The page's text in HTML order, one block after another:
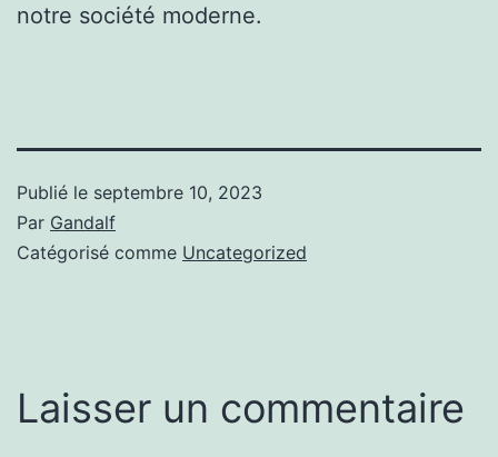
notre société moderne.
Publié le septembre 10, 2023
Par Gandalf
Catégorisé comme Uncategorized
Laisser un commentaire